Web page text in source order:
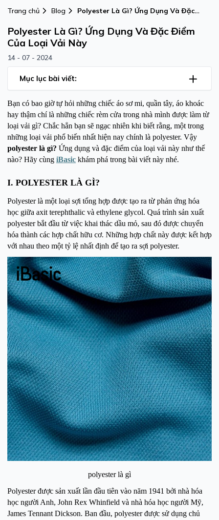
Trang chủ Blog
Polyester Là Gì? Ứng Dụng Và Đặc
Polyester Là Gì? Ứng Dụng Và Đặc Điểm
Của Loại Vải Này
14 - 07 - 2024
Mục lục bài viết:
Bạn có bao giờ tự hỏi những chiếc áo sơ mi, quần tây, áo khoác
hay thậm chí là những chiếc rèm cửa trong nhà mình được làm từ
loại vải gì? Chắc hẳn bạn sẽ ngạc nhiên khi biết rằng, một trong
những loại vải phổ biến nhất hiện nay chính là polyester. Vậy
polyester là gì? Ứng dụng và đặc điểm của loại vải này như thế
nào? Hãy cùng iBasic khám phá trong bài viết này nhé.
I. POLYESTER LÀ GÌ?
Polyester là một loại sợi tổng hợp được tạo ra từ phản ứng hóa
học giữa axit terephthalic và ethylene glycol. Quá trình sản xuất
polyester bắt đầu từ việc khai thác dầu mỏ, sau đó được chuyển
hóa thành các hợp chất hữu cơ. Những hợp chất này được kết hợp
với nhau theo một tỷ lệ nhất định để tạo ra sợi polyester.
polyester là gì
Polyester được sản xuất lần đầu tiên vào năm 1941 bởi nhà hóa
học người Anh, John Rex Whinfield và nhà hóa học người Mỹ,
James Tennant Dickson. Ban đầu, polyester được sử dụng chủ